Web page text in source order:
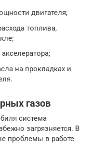
двигателя;
топлива,
на прокладках и
газов
система
загрязняется. В
проблемы в работе